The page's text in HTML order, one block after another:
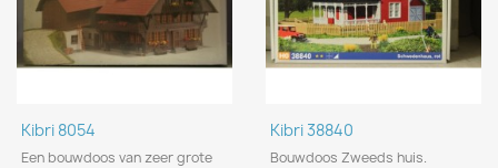
Kibri 8054
Een bouwdoos van zeer grote
Kibri 38840
Bouwdoos Zweeds huis.